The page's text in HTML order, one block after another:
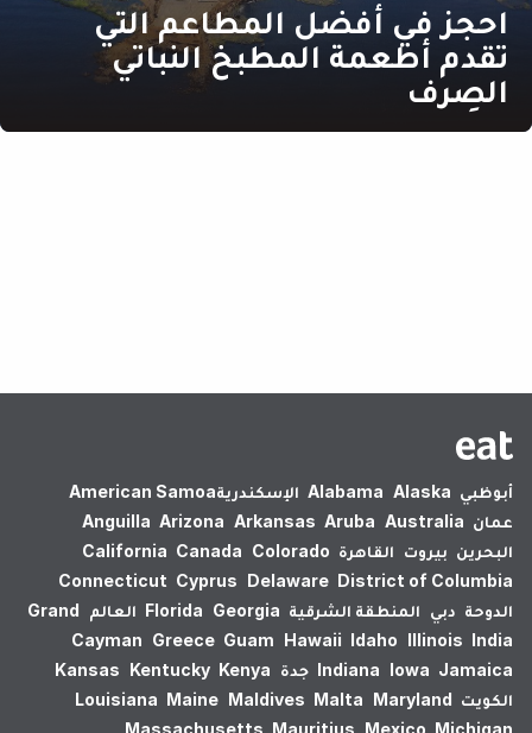
احجز في أفضل المطاعم التي
تقدم أطعمة المطبخ النباتي
الصِرف
أبوظبي Alabama Alaska الإسكندرية‎American Samoa
عمان
Anguilla Arizona Arkansas Aruba Australia
البحرين بيروت القاهرة California Canada Colorado
Connecticut Cyprus Delaware District of Columbia
الدوحة دبي المنطقة الشرقية Florida Georgia العالم
Grand
Cayman Greece Guam Hawaii Idaho Illinois India
Indiana Iowa Jamaica جدة Kansas Kentucky Kenya
الكويت
Louisiana Maine Maldives Malta Maryland